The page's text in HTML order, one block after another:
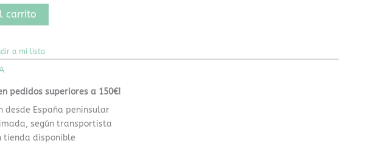
carrito
a mi lista
pedidos superiores a 150€!
desde España peninsular
según transportista
tienda disponible